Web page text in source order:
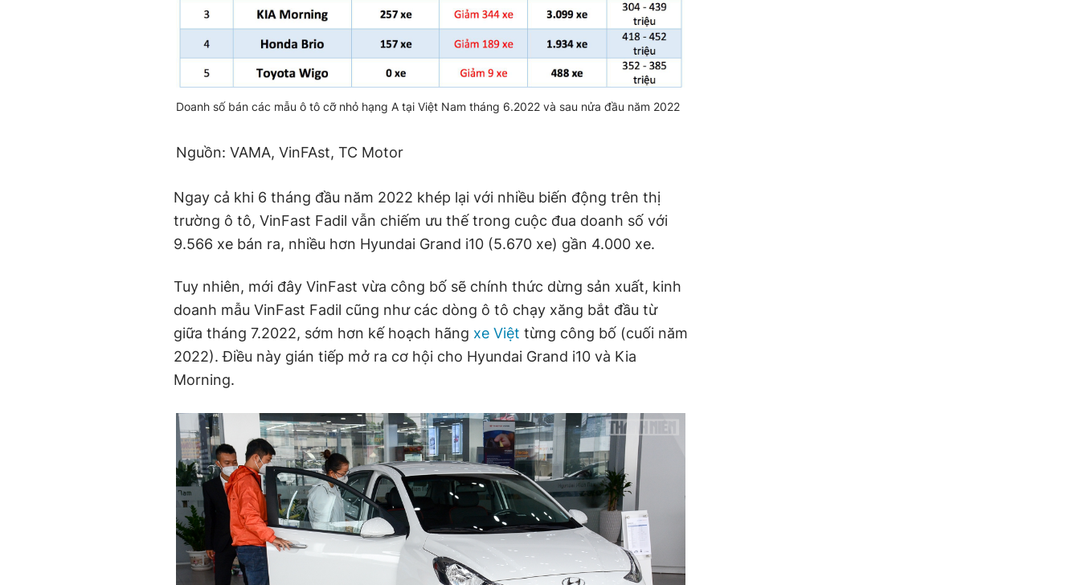
Doanh số bán các mẫu ô tô cỡ nhỏ hạng A tại Việt Nam tháng 6.2022 và sau nửa đầu năm 2022
Nguồn: VAMA, VinFAst, TC Motor
Ngay cả khi 6 tháng đầu năm 2022 khép lại với nhiều biến động trên thị
trường ô tô, VinFast Fadil vẫn chiếm ưu thế trong cuộc đua doanh số với
9.566 xe bán ra, nhiều hơn Hyundai Grand i10 (5.670 xe) gần 4.000 xe.
Tuy nhiên, mới đây VinFast vừa công bố sẽ chính thức dừng sản xuất, kinh
doanh mẫu VinFast Fadil cũng như các dòng ô tô chạy xăng bắt đầu từ
giữa tháng 7.2022, sớm hơn kế hoạch hãng xe Việt từng công bố (cuối năm
2022). Điều này gián tiếp mở ra cơ hội cho Hyundai Grand i10 và Kia
Morning.